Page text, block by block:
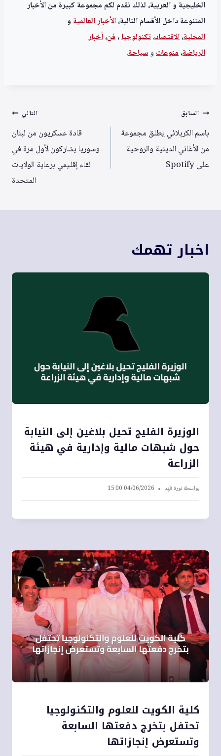
الخليجية و العربية، لذلك نقدم لكم مجموعة كبيرة من الأخبار
المتنوعة داخل الأقسام التالية،الأخبار العالميةو
المحلية،الاقتصاد،تكنولوجيا،فن،أخبار
الرياضة،منوعاتوسياحة.
تصفّح
المقالات
السابق
باسم الكربلائي يطلق مجموعة
من الأغاني الدينية والروحية
على Spotify
التالي
قادة عسكريون من لبنان
وسوريا يشاركون لأول مرة في
لقاء إقليمي برعاية الولايات
المتحدة
اخبار تهمك
الوزيرة الفليج تحيل بلاغين إلى النيابة
حول شبهات مالية وإدارية في هيئة
الزراعة
بواسطةنورة فهد 04/06/2026 15:00
كلية الكويت للعلوم والتكنولوجيا
تحتفل بتخرج دفعتها السابعة
وتستعرض إنجازاتها